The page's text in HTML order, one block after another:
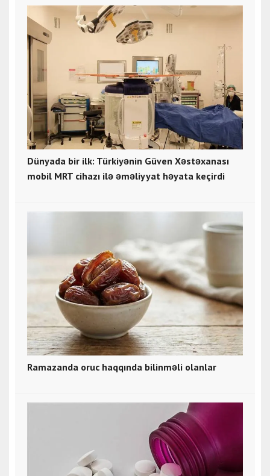
Dünyada bir ilk: Türkiyənin Güven Xəstəxanası
mobil MRT cihazı ilə əməliyyat həyata keçirdi
Ramazanda oruc haqqında bilinməli olanlar